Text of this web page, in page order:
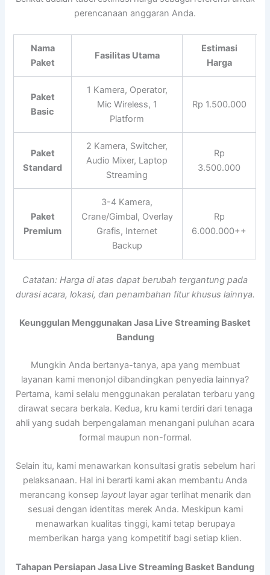
perencanaan anggaran Anda.
Nama
Paket
Fasilitas Utama
Estimasi
Harga
Paket
Basic
1 Kamera, Operator,
Mic Wireless, 1
Platform
Rp 1.500.000
Paket
Standard
2 Kamera, Switcher,
Audio Mixer, Laptop
Streaming
Rp
3.500.000
Paket
Premium
3-4 Kamera,
Crane/Gimbal, Overlay
Grafis, Internet
Backup
Rp
6.000.000++
Catatan: Harga di atas dapat berubah tergantung pada
durasi acara, lokasi, dan penambahan fitur khusus lainnya.
Keunggulan Menggunakan Jasa Live Streaming Basket
Bandung
Mungkin Anda bertanya-tanya, apa yang membuat
layanan kami menonjol dibandingkan penyedia lainnya?
Pertama, kami selalu menggunakan peralatan terbaru yang
dirawat secara berkala. Kedua, kru kami terdiri dari tenaga
ahli yang sudah berpengalaman menangani puluhan acara
formal maupun non-formal.
Selain itu, kami menawarkan konsultasi gratis sebelum hari
pelaksanaan. Hal ini berarti kami akan membantu Anda
merancang konsep layoutlayar agar terlihat menarik dan
sesuai dengan identitas merek Anda. Meskipun kami
menawarkan kualitas tinggi, kami tetap berupaya
memberikan harga yang kompetitif bagi setiap klien.
Tahapan Persiapan Jasa Live Streaming Basket Bandung